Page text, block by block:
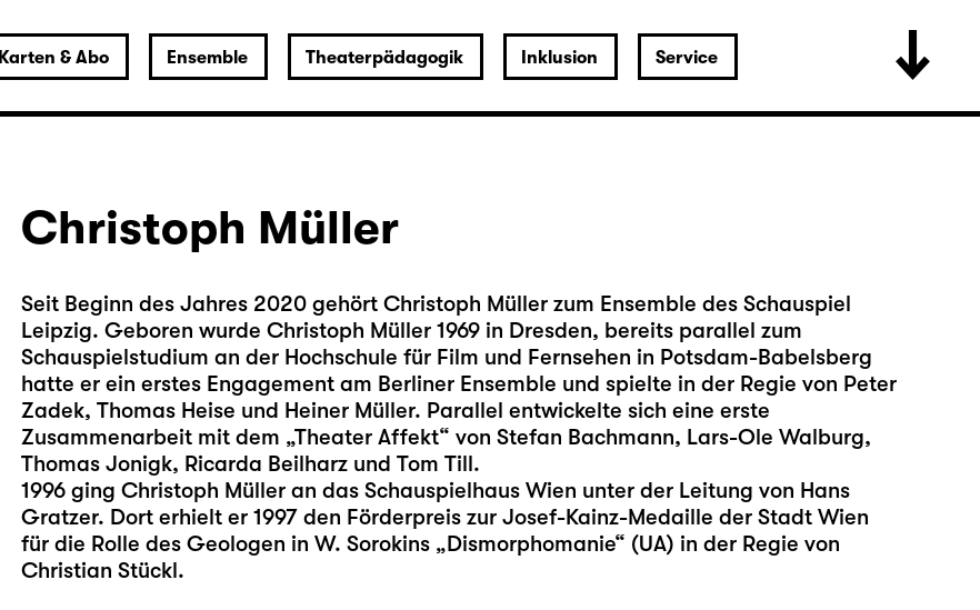
Karten & Abo Ensemble Theaterpädagogik Inklusion Service
Christoph Müller
Seit Beginn des Jahres 2020 gehört Christoph Müller zum Ensemble des Schauspiel
Leipzig. Geboren wurde Christoph Müller 1969 in Dresden, bereits parallel zum
Schauspielstudium an der Hochschule für Film und Fernsehen in Potsdam-Babelsberg
hatte er ein erstes Engagement am Berliner Ensemble und spielte in der Regie von Peter
Zadek, Thomas Heise und Heiner Müller. Parallel entwickelte sich eine erste
Zusammenarbeit mit dem „Theater Affekt“ von Stefan Bachmann, Lars-Ole Walburg,
Thomas Jonigk, Ricarda Beilharz und Tom Till.
1996 ging Christoph Müller an das Schauspielhaus Wien unter der Leitung von Hans
Gratzer. Dort erhielt er 1997 den Förderpreis zur Josef-Kainz-Medaille der Stadt Wien
für die Rolle des Geologen in W. Sorokins „Dismorphomanie“ (UA) in der Regie von
Christian Stückl.